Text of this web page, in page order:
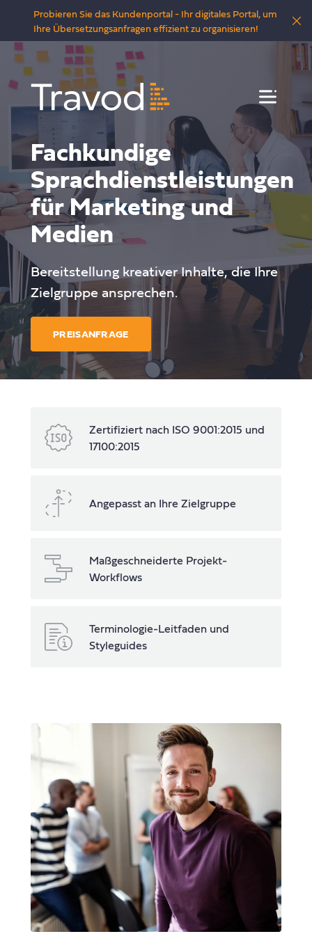
Probieren Sie das Kundenportal - Ihr digitales Portal, um
Ihre Übersetzungsanfragen effizient zu organisieren!
Menü
Fachkundige
Sprachdienstleistungen
für Marketing und
Medien
Bereitstellung kreativer Inhalte, die Ihre
Zielgruppe ansprechen.
PREISANFRAGE
Zertifiziert nach ISO 9001:2015 und
17100:2015
Angepasst an Ihre Zielgruppe
Maßgeschneiderte Projekt-
Workflows
Terminologie-Leitfaden und
Styleguides